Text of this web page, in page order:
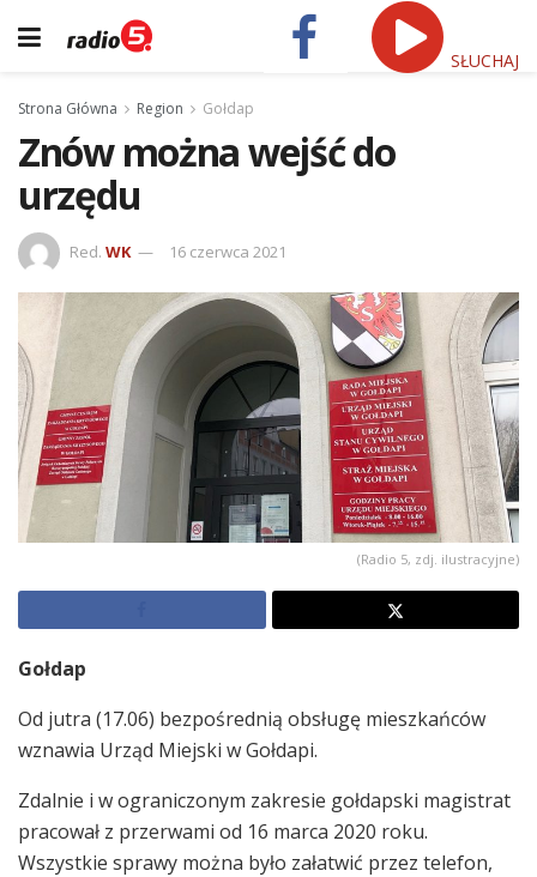
SŁUCHAJ
Strona Główna Region Gołdap
Znów można wejść do
urzędu
Red. WK 16 czerwca 2021
(Radio 5, zdj. ilustracyjne)
Gołdap
Od jutra (17.06) bezpośrednią obsługę mieszkańców
wznawia Urząd Miejski w Gołdapi.
Zdalnie i w ograniczonym zakresie gołdapski magistrat
pracował z przerwami od 16 marca 2020 roku.
Wszystkie sprawy można było załatwić przez telefon,